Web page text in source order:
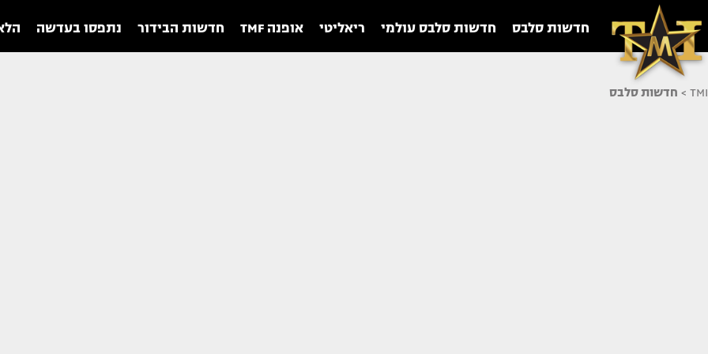
חדשות סלבס חדשות סלבס עולמי ריאליטי אופנה TMF חדשות הבידור נתפסו בעדשה
TMI
> חדשות סלבס